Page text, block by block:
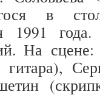
в
1991
На сцене:
гитара),